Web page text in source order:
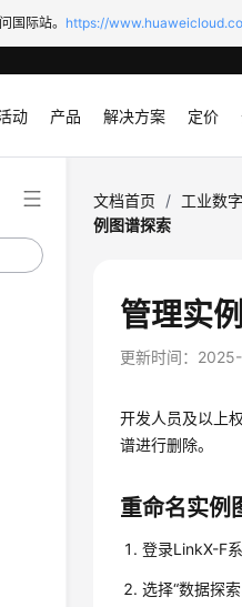
国际站。 https://
动 产品 解决方案 定价
文档首页 / 工业数
例图谱探索
管理实
更新时间：
开发人员及以上
谱进行删除。
重命名实例
登录LinkX-F系
选择“数据探索